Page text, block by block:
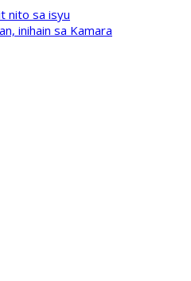
nito sa isyu
inihain sa Kamara